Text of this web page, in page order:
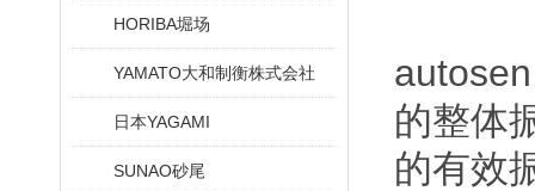
HORIBA堀场
YAMATO大和制衡株式会社
日本YAGAMI
SUNAO砂尾
的整体
的有效